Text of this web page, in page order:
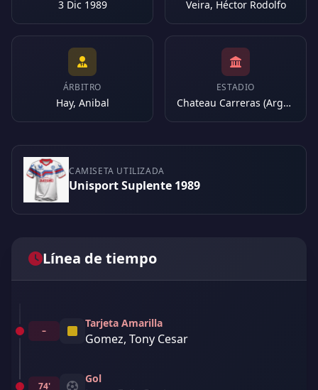
3 Dic 1989 Veira, Héctor Rodolfo
ÁRBITRO
Hay, Anibal
ESTADIO
Chateau Carreras (Argentina)
CAMISETA UTILIZADA
Unisport Suplente 1989
Línea de tiempo
–
Tarjeta Amarilla
Gomez, Tony Cesar
74'
Gol